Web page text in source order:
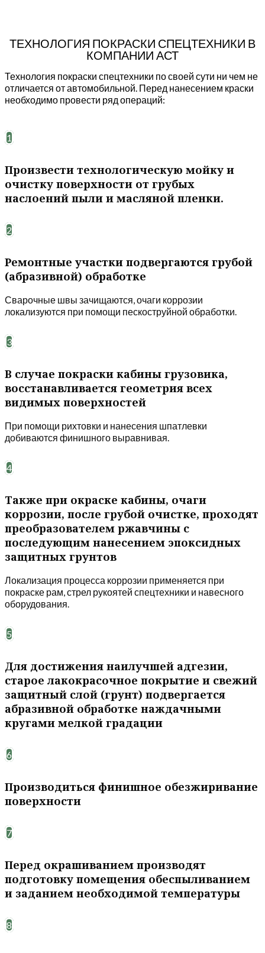
ТЕХНОЛОГИЯ ПОКРАСКИ СПЕЦТЕХНИКИ В
КОМПАНИИ АСТ
Технология покраски спецтехники по своей сути ни чем не
отличается от автомобильной. Перед нанесением краски
необходимо провести ряд операций:
1
Произвести технологическую мойку и
очистку поверхности от грубых
наслоений пыли и масляной пленки.
2
Ремонтные участки подвергаются грубой
(абразивной) обработке
Сварочные швы зачищаются, очаги коррозии
локализуются при помощи пескоструйной обработки.
3
В случае покраски кабины грузовика,
восстанавливается геометрия всех
видимых поверхностей
При помощи рихтовки и нанесения шпатлевки
добиваются финишного выравнивая.
4
Также при окраске кабины, очаги
коррозии, после грубой очистке, проходят
преобразователем ржавчины с
последующим нанесением эпоксидных
защитных грунтов
Локализация процесса коррозии применяется при
покраске рам, стрел рукоятей спецтехники и навесного
оборудования.
5
Для достижения наилучшей адгезии,
старое лакокрасочное покрытие и свежий
защитный слой (грунт) подвергается
абразивной обработке наждачными
кругами мелкой градации
6
Производиться финишное обезжиривание
поверхности
7
Перед окрашиванием производят
подготовку помещения обеспыливанием
и заданием необходимой температуры
8